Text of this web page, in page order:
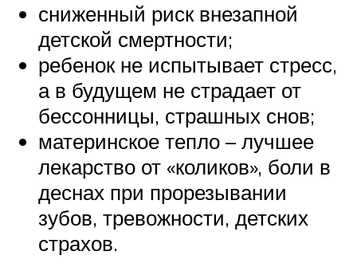
сниженный риск внезапной
детской смертности;
ребенок не испытывает стресс,
а в будущем не страдает от
бессонницы, страшных снов;
материнское тепло – лучшее
лекарство от «коликов», боли в
деснах при прорезывании
зубов, тревожности, детских
страхов.